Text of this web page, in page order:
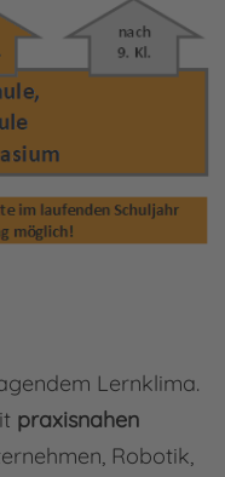
Lernklima.
praxisnahen
Robotik,